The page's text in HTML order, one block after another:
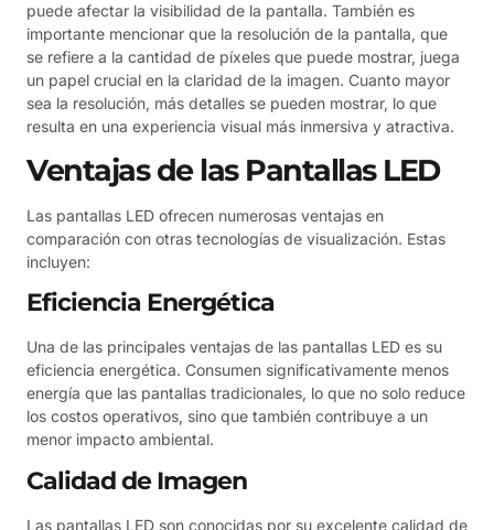
puede afectar la visibilidad de la pantalla. También es
importante mencionar que la resolución de la pantalla, que
se refiere a la cantidad de píxeles que puede mostrar, juega
un papel crucial en la claridad de la imagen. Cuanto mayor
sea la resolución, más detalles se pueden mostrar, lo que
resulta en una experiencia visual más inmersiva y atractiva.
Ventajas de las Pantallas LED
Las pantallas LED ofrecen numerosas ventajas en
comparación con otras tecnologías de visualización. Estas
incluyen:
Eficiencia Energética
Una de las principales ventajas de las pantallas LED es su
eficiencia energética. Consumen significativamente menos
energía que las pantallas tradicionales, lo que no solo reduce
los costos operativos, sino que también contribuye a un
menor impacto ambiental.
Calidad de Imagen
Las pantallas LED son conocidas por su excelente calidad de